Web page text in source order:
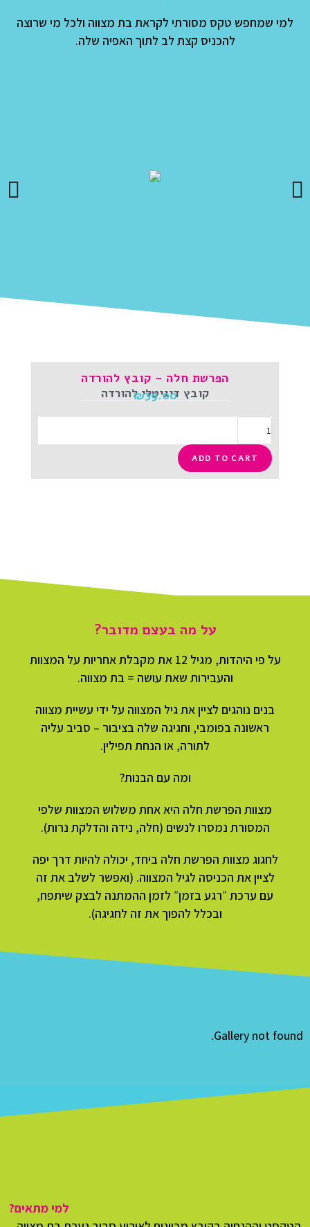
למי שמחפש טקס מסורתי לקראת בת מצווה ולכל מי שרוצה
להכניס קצת לב לתוך האפיה שלה.
הפרשת חלה – קובץ להורדה
קובץ דיגיטלי להורדה
₪39.00
ADD TO CART
על מה בעצם מדובר?
על פי היהדות, מגיל 12 את מקבלת אחריות על המצוות
והעבירות שאת עושה = בת מצווה.
בנים נוהגים לציין את גיל המצווה על ידי עשיית מצווה
ראשונה בפומבי, וחגיגה שלה בציבור – סביב עליה
לתורה, או הנחת תפילין.
ומה עם הבנות?
מצוות הפרשת חלה היא אחת משלוש המצוות שלפי
המסורת נמסרו לנשים (חלה, נידה והדלקת נרות).
לחגוג מצוות הפרשת חלה ביחד, יכולה להיות דרך יפה
לציין את הכניסה לגיל המצווה. (ואפשר לשלב את זה
עם ערכת ״רגע בזמן״ לזמן ההמתנה לבצק שיתפח,
ובכלל להפוך את זה לחגיגה).
Gallery not
למי מתאים?